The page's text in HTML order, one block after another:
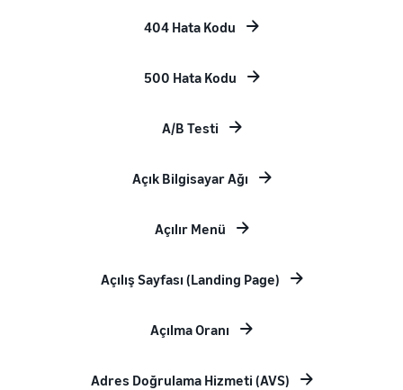
404 Hata Kodu
500 Hata Kodu
A/B Testi
Açık Bilgisayar Ağı
Açılır Menü
Açılış Sayfası (Landing Page)
Açılma Oranı
Adres Doğrulama Hizmeti (AVS)